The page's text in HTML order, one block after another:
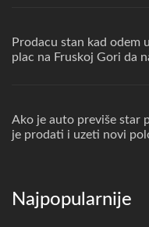
Prodacu stan kad odem
plac na Fruskoj Gori da
Ako je auto previše star
je prodati i uzeti novi
Najpopularnije